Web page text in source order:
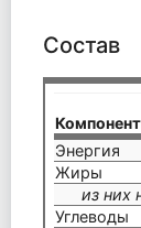
Состав
Энергия
Жиры
из них
Углеводы